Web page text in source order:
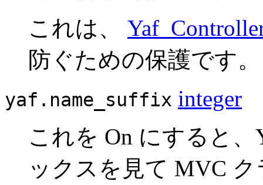
これは、
防ぐための保護です。
yaf.name_suffix integer
これを On にすると
ックスを見て MVC